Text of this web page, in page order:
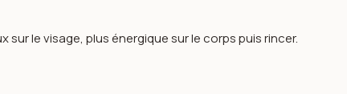
sur le visage, plus énergique sur le corps puis rincer.